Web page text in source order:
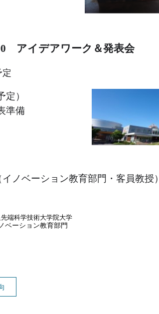
アイデアワーク＆発表会
）
準備
ノベーション教育部門・客員教授）